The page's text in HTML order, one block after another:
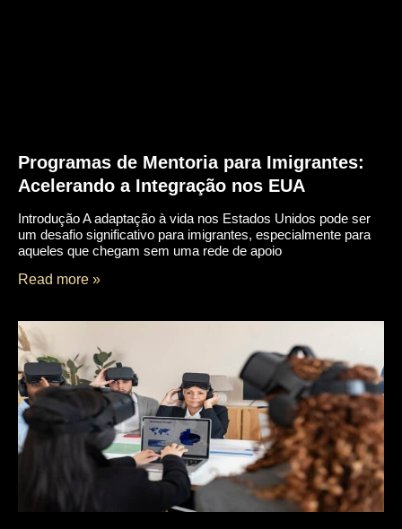
About
Practice Areas
Global
European
Offices
News
Contact
Programas de Mentoria para Imigrantes:
Acelerando a Integração nos EUA
Introdução A adaptação à vida nos Estados Unidos pode ser
um desafio significativo para imigrantes, especialmente para
aqueles que chegam sem uma rede de apoio
Read more »